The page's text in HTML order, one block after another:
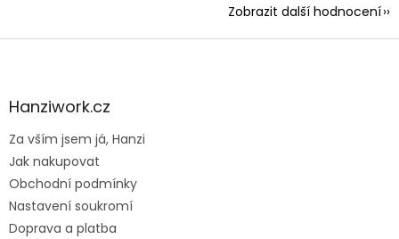
Zobrazit další hodnocení
Z
aHanziwork.cz
Za vším jsem já, Hanzi
Jak nakupovat
Obchodní podmínky
Nastavení soukromí
Doprava a platba